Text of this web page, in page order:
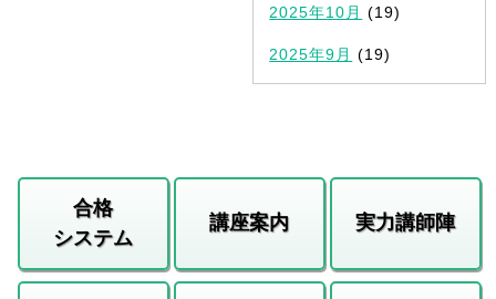
2025年10月 (19)
2025年9月 (19)
合格
システム
講座案内 実力講師陣